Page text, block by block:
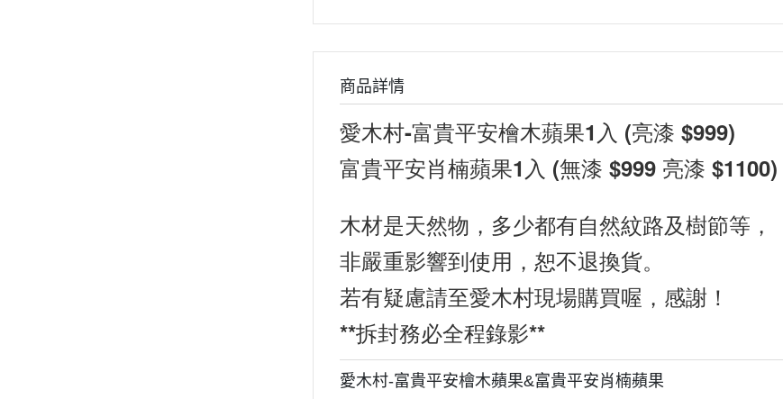
商品詳情
愛木村-富貴平安檜木蘋果1入 (亮漆 $999)
富貴平安肖楠蘋果1入 (無漆 $999 亮漆 $1100)
木材是天然物，多少都有自然紋路及樹節等，
非嚴重影響到使用，恕不退換貨。
若有疑慮請至愛木村現場購買喔，感謝！
**拆封務必全程錄影**
愛木村-富貴平安檜木蘋果&富貴平安肖楠蘋果